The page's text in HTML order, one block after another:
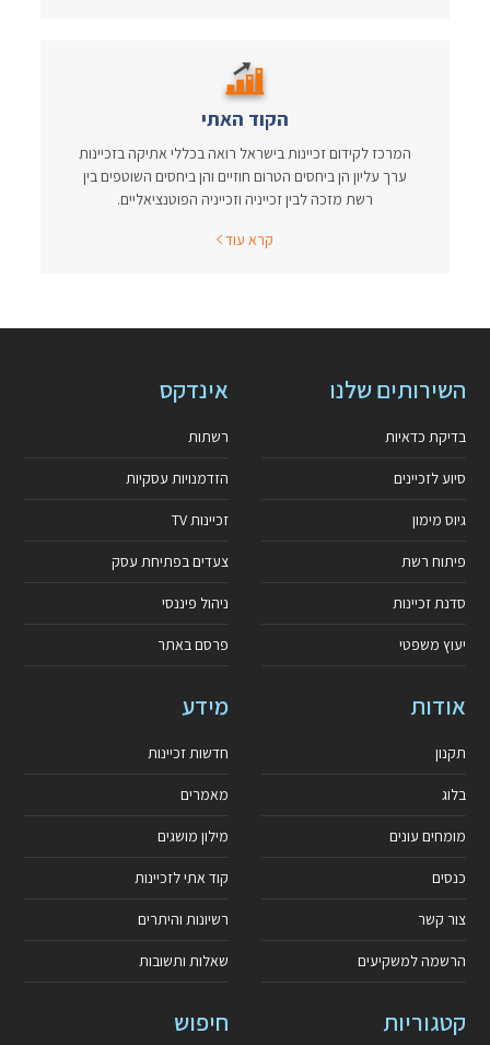
הקוד האתי
המרכז לקידום זכיינות בישראל רואה בכללי אתיקה בזכיינות
ערך עליון הן ביחסים הטרום חוזיים והן ביחסים השוטפים בין
רשת מזכה לבין זכייניה וזכייניה הפוטנציאליים.
קרא עוד
השירותים שלנו
בדיקת כדאיות
סיוע לזכיינים
גיוס מימון
פיתוח רשת
סדנת זכיינות
יעוץ משפטי
אינדקס
רשתות
הזדמנויות עסקיות
זכיינות TV
צעדים בפתיחת עסק
ניהול פיננסי
פרסם באתר
אודות
תקנון
בלוג
מומחים עונים
כנסים
צור קשר
הרשמה למשקיעים
מידע
חדשות זכיינות
מאמרים
מילון מושגים
קוד אתי לזכיינות
רשיונות והיתרים
שאלות ותשובות
קטגוריות חיפוש